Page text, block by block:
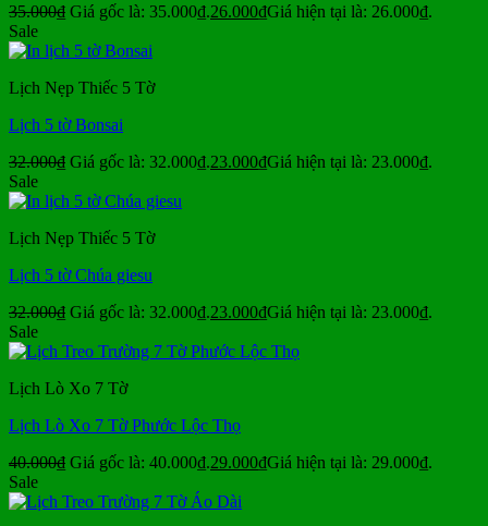
35.000₫ Giá gốc là: 35.000₫.26.000₫Giá hiện tại là: 26.000₫.
Sale
Lịch Nẹp Thiếc 5 Tờ
Lịch 5 tờ Bonsai
32.000₫ Giá gốc là: 32.000₫.23.000₫Giá hiện tại là: 23.000₫.
Sale
Lịch Nẹp Thiếc 5 Tờ
Lịch 5 tờ Chúa giesu
32.000₫ Giá gốc là: 32.000₫.23.000₫Giá hiện tại là: 23.000₫.
Sale
Lịch Lò Xo 7 Tờ
Lịch Lò Xo 7 Tờ Phước Lộc Thọ
40.000₫ Giá gốc là: 40.000₫.29.000₫Giá hiện tại là: 29.000₫.
Sale